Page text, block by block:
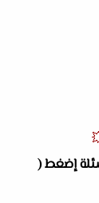
إضغط (